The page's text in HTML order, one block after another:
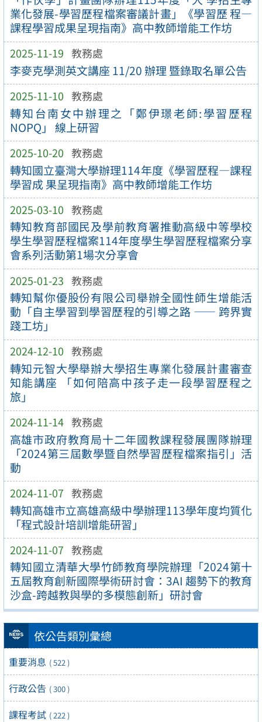
業化發展-學習歷程檔案審議計畫」《學習歷 程—
課程學習成果呈現指南》高中教師增能工作坊
2025-11-19 教務處
李麥克學測英文講座 11/20 辦理 暨錄取名單公告
2025-11-10 教務處
轉知台南女中辦理之「鄭伊璟老師:學習歷程
NOPQ」 線上研習
2025-10-20 教務處
轉知國立臺灣大學辦理114年度《學習歷程—課程
學習成 果呈現指南》高中教師增能工作坊
2025-03-10 教務處
轉知教育部國民及學前教育署推動高級中等學校
學生學習歷程檔案114年度學生學習歷程檔案分享
會系列活動第1場次分享會
2025-01-23 教務處
轉知幫你優股份有限公司舉辦全國性師生增能活
動「自主學習到學習歷程的引導之路 —— 跨界實
踐工坊」
2024-12-10 教務處
轉知元智大學舉辦大學招生專業化發展計畫審查
知能講座 「如何陪高中孩子走一段學習歷程之
旅」
2024-11-14 教務處
高雄市政府教育局十二年國教課程發展團隊辦理
「2024第三屆數學暨自然學習歷程檔案指引」活
動
2024-11-07 教務處
轉知高雄市立高雄高級中學辦理113學年度均質化
「程式設計培訓增能研習」
2024-11-07 教務處
轉知國立清華大學竹師教育學院辦理「2024第十
五屆教育創新國際學術研討會：3AI 趨勢下的教育
沙盒-跨越教與學的多模態創新」研討會
依公告類別彙總
重要消息 ( 522 )
行政公告 ( 300 )
課程考試 ( 222 )